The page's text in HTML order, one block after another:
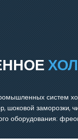
систем
шоковой заморозки,
оборудования: